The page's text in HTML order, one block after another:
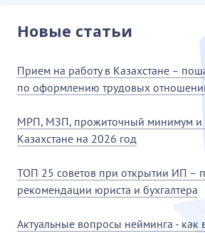
Новые статьи
Прием на работу в Казахстане –
по оформлению трудовых
МРП, МЗП, прожиточный минимум и
Казахстане на 2026 год
ТОП 25 советов при открытии ИП –
рекомендации юриста и бухгалтера
Актуальные вопросы нейминга - как